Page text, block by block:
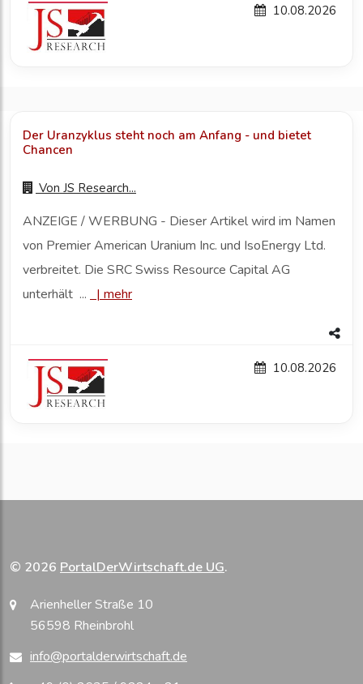
10.08.2026
Der Uranzyklus steht noch am Anfang - und bietet
Chancen
Von JS Research...
ANZEIGE / WERBUNG - Dieser Artikel wird im Namen
von Premier American Uranium Inc. und IsoEnergy Ltd.
verbreitet. Die SRC Swiss Resource Capital AG
unterhält ...
| mehr
10.08.2026
© 2026 PortalDerWirtschaft.de UG.
Arienheller Straße 10
56598 Rheinbrohl
info@portalderwirtschaft.de